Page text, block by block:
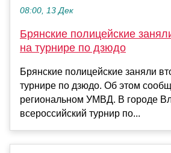
08:00, 13 Дек
Брянские полицейские
на турнире по дзюдо
Брянские полицейские заняли
турнире по дзюдо. Об этом
региональном УМВД. В городе
всероссийский турнир по...